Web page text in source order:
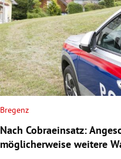
Bregenz
Nach Cobraeinsatz:
möglicherweise weitere